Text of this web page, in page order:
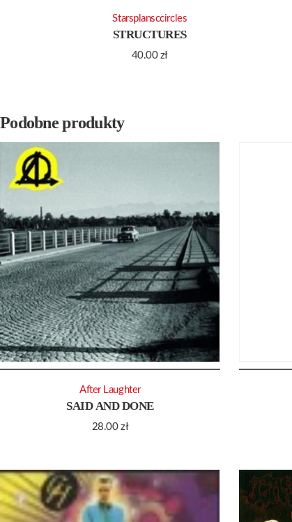
STRUCTURES
40.00 zł
Starsplansccircles
Podobne produkty
SAID AND DONE
28.00zł
After Laughter